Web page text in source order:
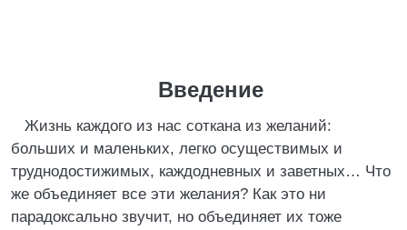
Введение
Жизнь каждого из нас соткана из желаний:
больших и маленьких, легко осуществимых и
труднодостижимых, каждодневных и заветных… Что
же объединяет все эти желания? Как это ни
парадоксально звучит, но объединяет их тоже